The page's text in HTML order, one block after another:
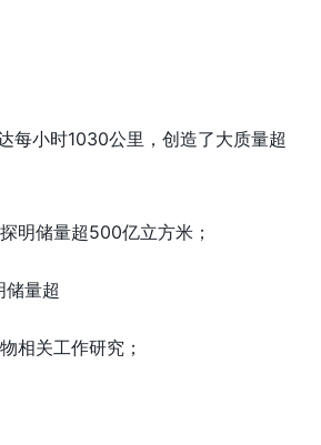
每小时1030公里，创造了大质量超
明储量超500亿立方米；
量超
相关工作研究；